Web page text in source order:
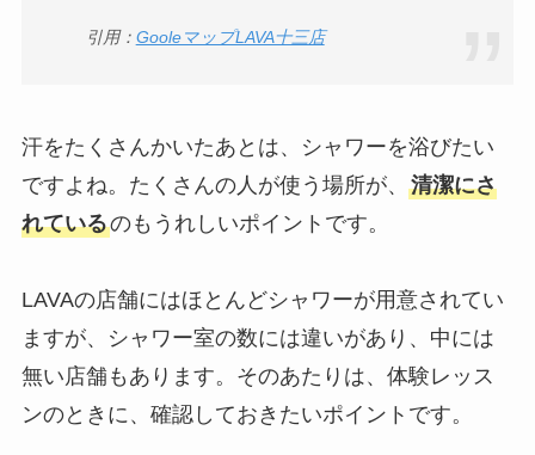
引用： GooleマップLAVA十三店
汗をたくさんかいたあとは、シャワーを浴びたい
ですよね。たくさんの人が使う場所が、 清潔にさ
れているのもうれしいポイントです。
LAVAの店舗にはほとんどシャワーが用意されてい
ますが、シャワー室の数には違いがあり、中には
無い店舗もあります。そのあたりは、体験レッス
ンのときに、確認しておきたいポイントです。